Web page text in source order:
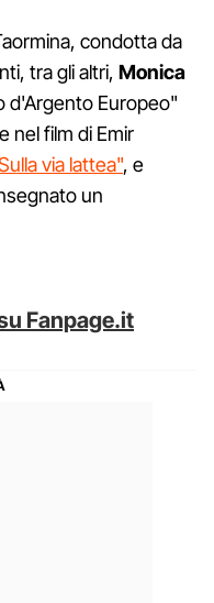
condotta da
tra gli altri, Monica
d'Argento Europeo"
nel film di Emir
via lattea", e
un
Fanpage.it